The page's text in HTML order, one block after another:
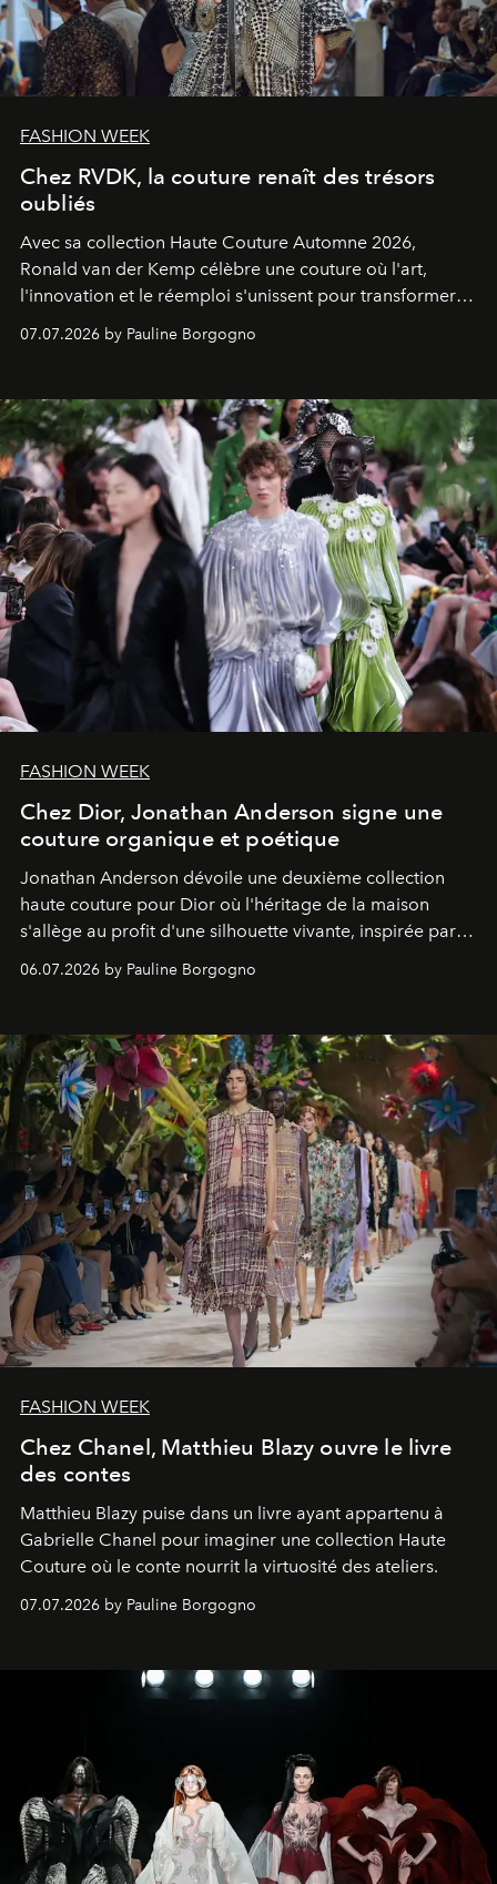
FASHION WEEK
Chez RVDK, la couture renaît des trésors
oubliés
Avec sa collection Haute Couture Automne 2026,
Ronald van der Kemp célèbre une couture où l'art,
l'innovation et le réemploi s'unissent pour transformer
07.07.2026 by Pauline Borgogno
FASHION WEEK
Chez Dior, Jonathan Anderson signe une
couture organique et poétique
Jonathan Anderson dévoile une deuxième collection
haute couture pour Dior où l'héritage de la maison
s'allège au profit d'une silhouette vivante, inspirée par
évocatrice de la nature.
06.07.2026 by Pauline Borgogno
FASHION WEEK
Chez Chanel, Matthieu Blazy ouvre le livre
des contes
Matthieu Blazy puise dans un livre ayant appartenu à
Gabrielle Chanel pour imaginer une collection Haute
Couture où le conte nourrit la virtuosité des ateliers.
07.07.2026 by Pauline Borgogno